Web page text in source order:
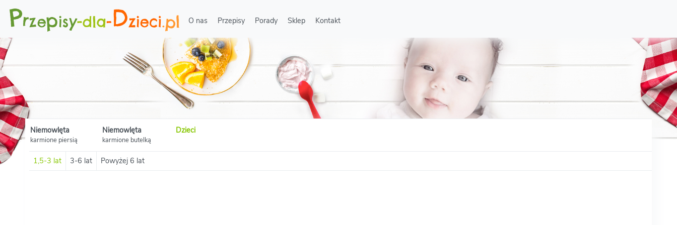
O nas Przepisy Porady Sklep Kontakt
Niemowlęta
karmione piersią
Niemowlęta
karmione butelką
Dzieci
1,5-3 lat 3-6 lat Powyżej 6 lat